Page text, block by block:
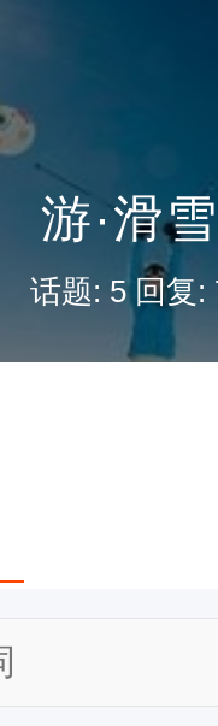
游·滑雪
话题: 5 回复: